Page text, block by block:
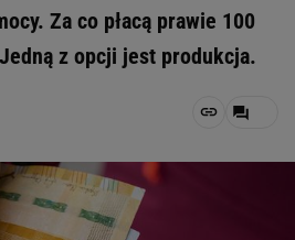
Za co płacą prawie 100
z opcji jest produkcja.